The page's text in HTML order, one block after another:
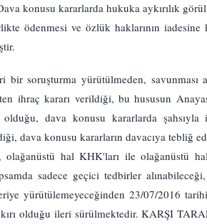
konusu kararlarda hukuka aykırılık
ödenmesi ve özlük haklarının
soruşturma yürütülmeden, savunması
ihraç kararı verildiği, bu hususun
dava konusu kararlarda
dava konusu kararların davacıya tebliğ
olağanüstü hal KHK'ları ile olağanüstü
sadece geçici tedbirler
yürütülemeyeceğinden 23/07/2016
olduğu ileri sürülmektedir. KARŞI